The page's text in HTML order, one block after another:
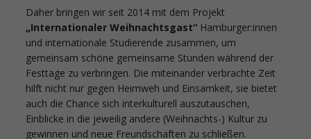
Daher bringen wir seit 2014 mit dem Projekt
„Internationaler Weihnachtsgast“ Hamburger:innen
und internationale Studierende zusammen, um
gemeinsam schöne gemeinsame Stunden während der
Festtage zu verbringen. Die miteinander verbrachte Zeit
hilft nicht nur gegen Heimweh und Einsamkeit, sie bietet
auch die Chance sich interkulturell auszutauschen,
Einblicke in die jeweilig andere (Weihnachts-) Kultur zu
gewinnen und neue Freundschaften zu schließen.